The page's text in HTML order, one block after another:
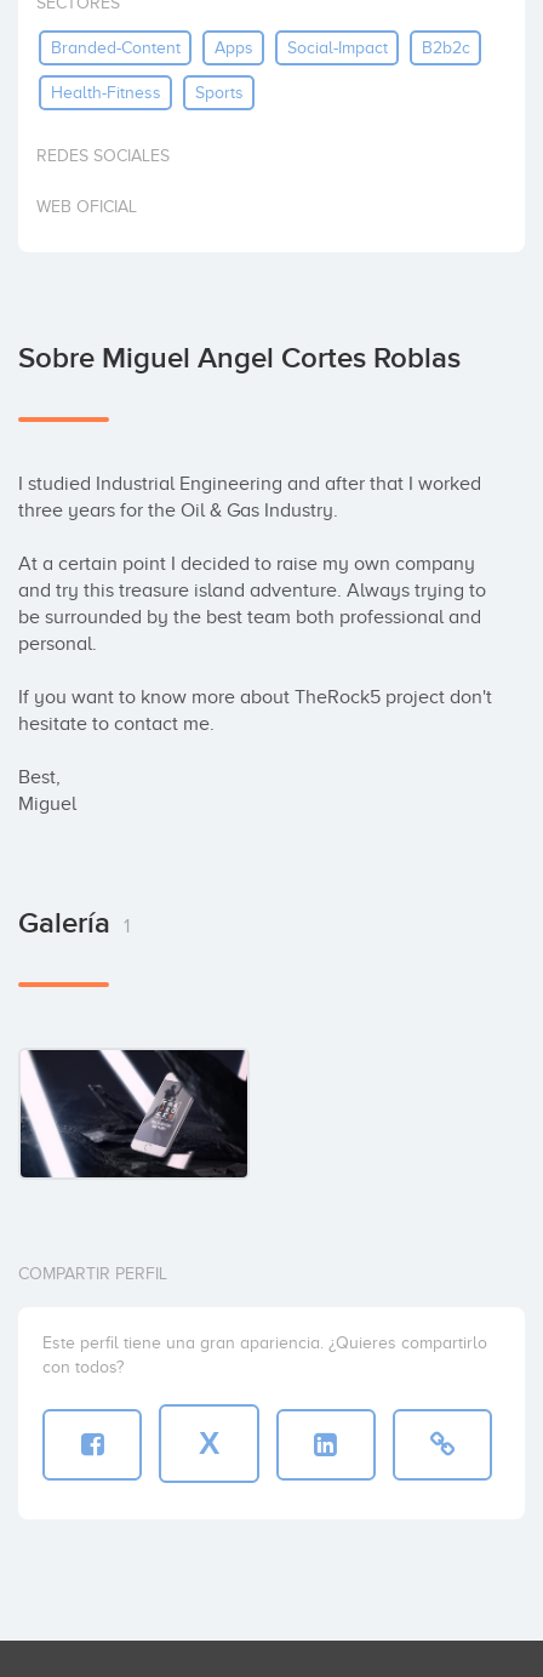
Branded-Content Apps Social-Impact B2b2c
Health-Fitness Sports
REDES SOCIALES
WEB OFICIAL
Sobre Miguel Angel Cortes Roblas
I studied Industrial Engineering and after that I worked
three years for the Oil & Gas Industry.
At a certain point I decided to raise my own company
and try this treasure island adventure. Always trying to
be surrounded by the best team both professional and
personal.
If you want to know more about TheRock5 project don't
hesitate to contact me.
Best,
Miguel
Galería 1
COMPARTIR PERFIL
Este perfil tiene una gran apariencia. ¿Quieres compartirlo
con todos?
X